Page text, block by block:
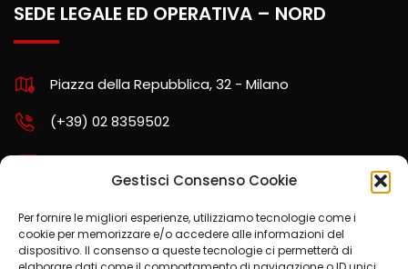
Gestisci Consenso Cookie
Per fornire le migliori esperienze, utilizziamo tecnologie come i
cookie per memorizzare e/o accedere alle informazioni del
dispositivo. Il consenso a queste tecnologie ci permetterà di
SEDE LEGALE ED OPERATIVA – NORD
Piazza della Repubblica, 32 - Milano
(+39) 02 8359502
assistenza.nord@kpartners.it
SCARICA LA POLITICA AZIENDALE